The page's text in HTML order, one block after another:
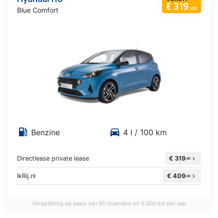
€ 319,00
Blue Comfort
local_gas_station Benzine directions_car 4 l / 100 km
Directlease private lease € 319,00 chevron_right
IkRij.nl € 409,00 chevron_right
Vergelijking op basis van 60 maanden en 5.000 km per jaar